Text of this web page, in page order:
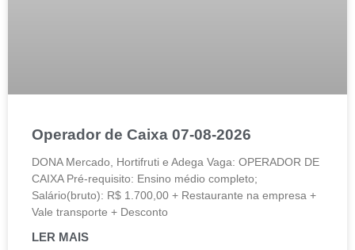
Operador de Caixa 07-08-2026
DONA Mercado, Hortifruti e Adega Vaga: OPERADOR DE
CAIXA Pré-requisito: Ensino médio completo;
Salário(bruto): R$ 1.700,00 + Restaurante na empresa +
Vale transporte + Desconto
LER MAIS